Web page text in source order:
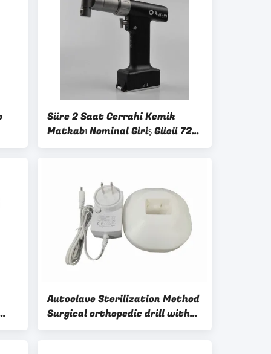
Süre 2 Saat Cerrahi Kemik
Matkabı Nominal Giriş Gücü 72W
Siparişe Göre İşaretlenmiş
Autoclave Sterilization Method
Surgical orthopedic drill with
Charger Accessory